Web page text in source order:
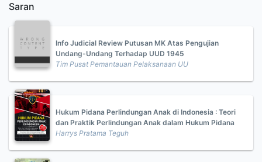
Saran
Info Judicial Review Putusan MK Atas Pengujian
Undang-Undang Terhadap UUD 1945
Tim Pusat Pemantauan Pelaksanaan UU
Hukum Pidana Perlindungan Anak di Indonesia : Teori
dan Praktik Perlindungan Anak dalam Hukum Pidana
Harrys Pratama Teguh